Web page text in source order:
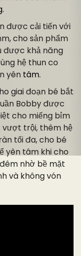
được cải tiến với
cho sản phẩm
được khả năng
hệ thun co
yên tâm.
giai đoạn bé bắt
Bobby được
cho miếng bỉm
vượt trội, thêm hệ
tối đa, cho bé
yên tâm khi cho
nhờ bề mặt
và không vón